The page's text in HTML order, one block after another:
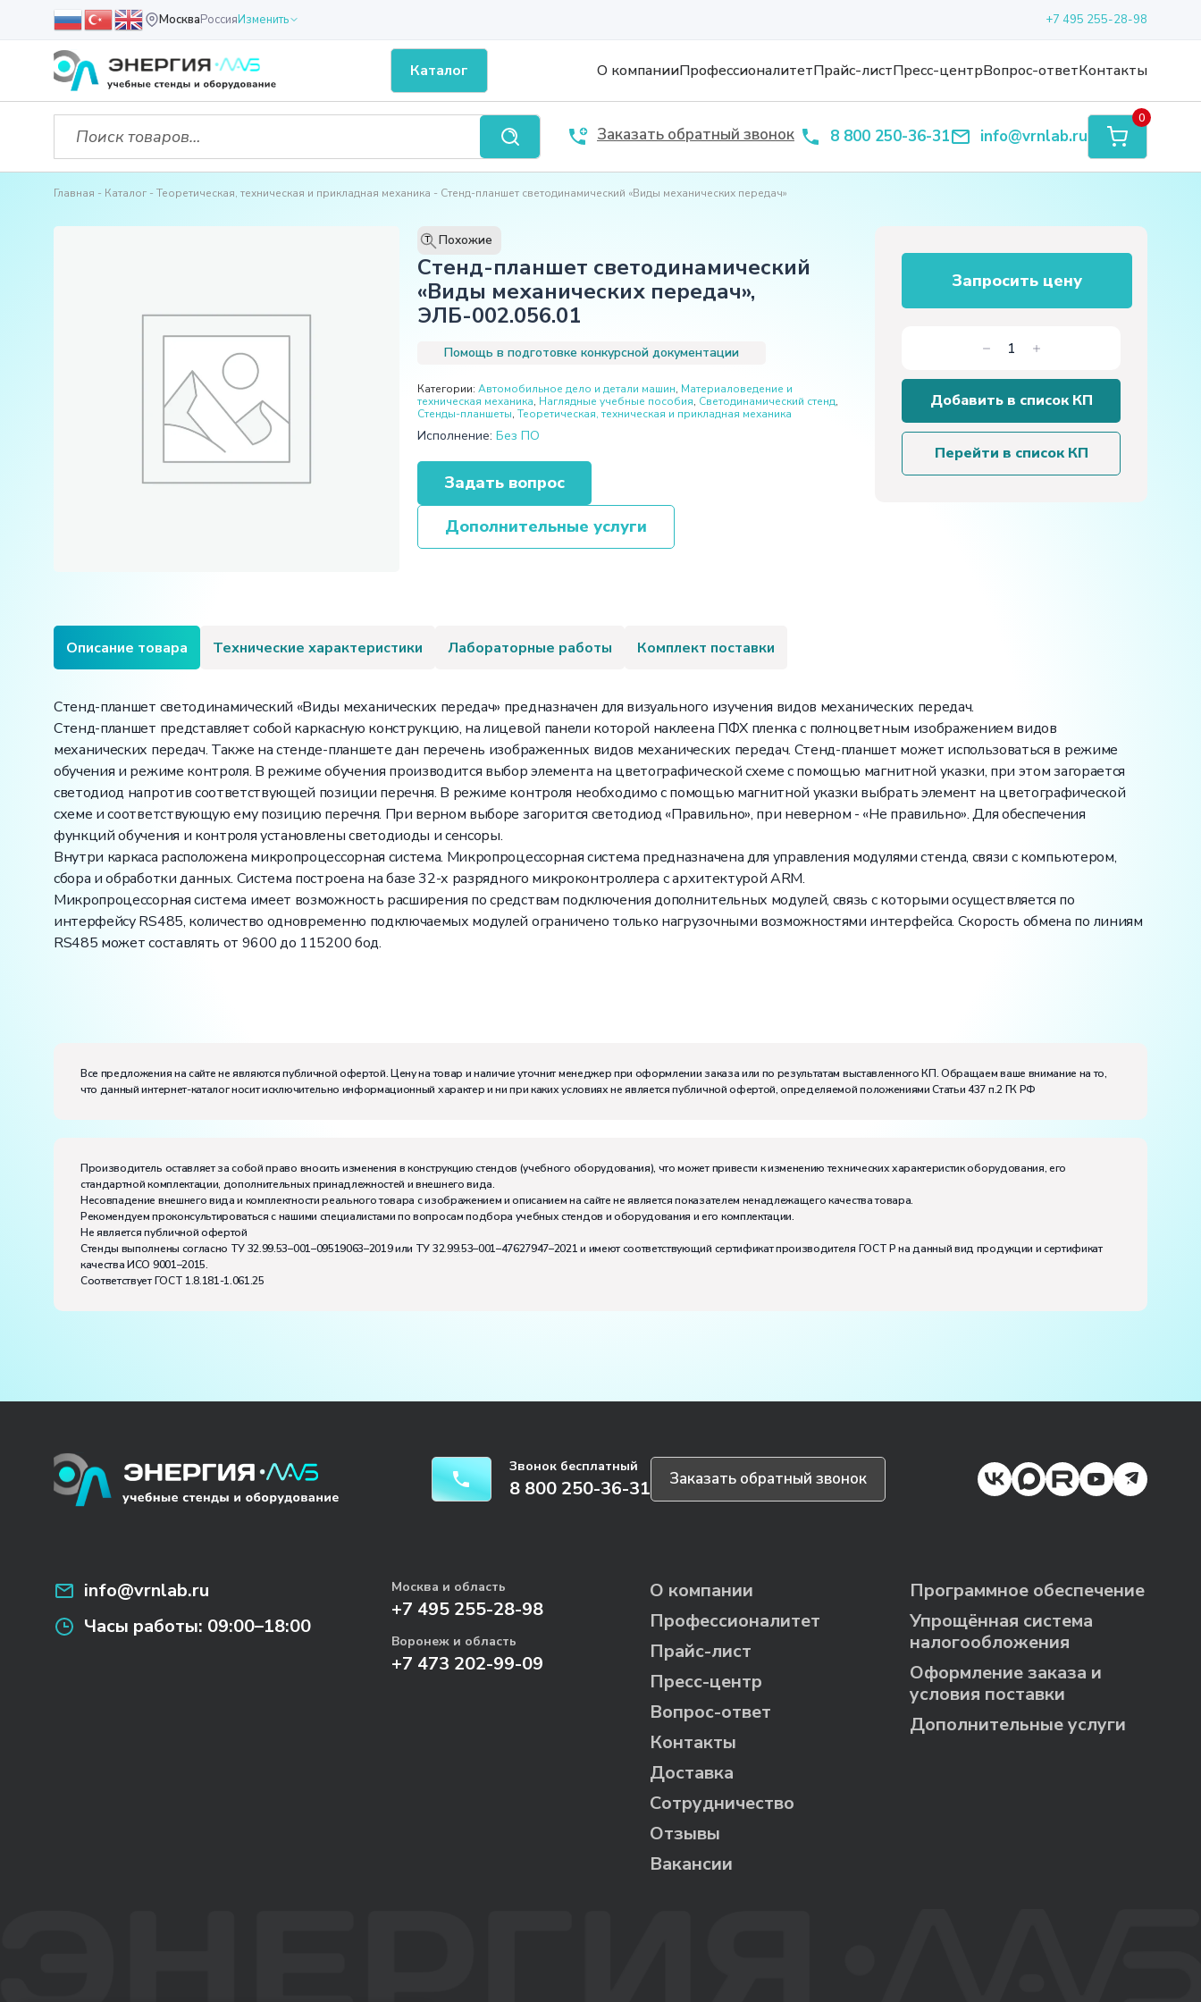
МоскваРоссияИзменить +7 495 255-28-98
Каталог О компанииПрофессионалитетПрайс-листПресс-центрВопрос-ответКонтакты
Заказать обратный звонок 8 800 250-36-31 info@vrnlab.ru
0
Главная Каталог Теоретическая, техническая и прикладная механика Стенд-планшет светодинамический «Виды механических передач»
T Похожие
Стенд-планшет светодинамический
«Виды механических передач»,
ЭЛБ-002.056.01
Помощь в подготовке конкурсной документации
Категории: Автомобильное дело и детали машин, Материаловедение и
техническая механика, Наглядные учебные пособия, Светодинамический стенд,
Стенды-планшеты, Теоретическая, техническая и прикладная механика
Исполнение: Без ПО
Задать вопрос
Дополнительные услуги
Запросить цену
Количество
товара
Стенд-
светодинамический
«Виды
механических
Добавить в список КП
Перейти в список КП
Описание товара Технические характеристики Лабораторные работы Комплект поставки
Стенд-планшет светодинамический «Виды механических передач» предназначен для визуального изучения видов механических передач.
Стенд-планшет представляет собой каркасную конструкцию, на лицевой панели которой наклеена ПФХ пленка с полноцветным изображением видов
механических передач. Также на стенде-планшете дан перечень изображенных видов механических передач. Стенд-планшет может использоваться в режиме
обучения и режиме контроля. В режиме обучения производится выбор элемента на цветографической схеме с помощью магнитной указки, при этом загорается
светодиод напротив соответствующей позиции перечня. В режиме контроля необходимо с помощью магнитной указки выбрать элемент на цветографической
схеме и соответствующую ему позицию перечня. При верном выборе загорится светодиод «Правильно», при неверном - «Не правильно». Для обеспечения
функций обучения и контроля установлены светодиоды и сенсоры.
Внутри каркаса расположена микропроцессорная система. Микропроцессорная система предназначена для управления модулями стенда, связи с компьютером,
сбора и обработки данных. Система построена на базе 32-х разрядного микроконтроллера с архитектурой ARM.
Микропроцессорная система имеет возможность расширения по средствам подключения дополнительных модулей, связь с которыми осуществляется по
интерфейсу RS485, количество одновременно подключаемых модулей ограничено только нагрузочными возможностями интерфейса. Скорость обмена по линиям
RS485 может составлять от 9600 до 115200 бод.
Потребляемая мощность, В·А:
Электропитание:
Диапазон рабочих температур, ˚С:
Влажность, %:до 80
Количество человек, которое одновременно и активно может работать на комплекте:2
Все предложения на сайте не являются публичной офертой. Цену на товар и наличие уточнит менеджер при оформлении заказа или по результатам выставленного КП. Обращаем ваше внимание на то,
что данный интернет-каталог носит исключительно информационный характер и ни при каких условиях не является публичной офертой, определяемой положениями Статьи 437 п.2 ГК РФ
Производитель оставляет за собой право вносить изменения в конструкцию стендов (учебного оборудования), что может привести к изменению технических характеристик оборудования, его
стандартной комплектации, дополнительных принадлежностей и внешнего вида.
Несовпадение внешнего вида и комплектности реального товара с изображением и описанием на сайте не является показателем ненадлежащего качества товара.
Рекомендуем проконсультироваться с нашими специалистами по вопросам подбора учебных стендов и оборудования и его комплектации.
Не является публичной офертой
Стенды выполнены согласно ТУ 32.99.53–001–09519063–2019 или ТУ 32.99.53–001–47627947–2021 и имеют соответствующий сертификат производителя ГОСТ Р на данный вид продукции и сертификат
качества ИСО 9001–2015.
Соответствует ГОСТ 1.8.181-1.061.25
Звонок бесплатный
8 800 250-36-31 Заказать обратный звонок
info@vrnlab.ru
Часы работы: 09:00–18:00
Москва и область
+7 495 255-28-98
Воронеж и область
+7 473 202-99-09
О компании
Профессионалитет
Прайс-лист
Пресс-центр
Вопрос-ответ
Контакты
Доставка
Сотрудничество
Отзывы
Вакансии
Программное обеспечение
Упрощённая система
налогообложения
Оформление заказа и
условия поставки
Дополнительные услуги